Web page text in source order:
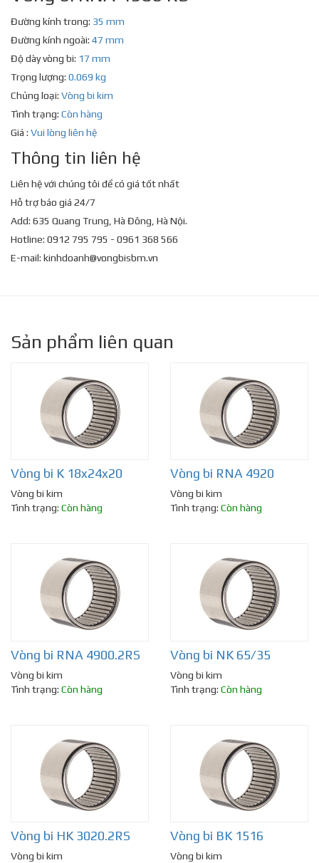
Đường kính trong: 35 mm
Đường kính ngoài: 47 mm
Độ dày vòng bi: 17 mm
Trọng lượng: 0.069 kg
Chủng loại: Vòng bi kim
Tình trạng: Còn hàng
Giá : Vui lòng liên hệ
Thông tin liên hệ
Liên hệ với chúng tôi để có giá tốt nhất
Hỗ trợ báo giá 24/7
Add: 635 Quang Trung, Hà Đông, Hà Nội.
Hotline: 0912 795 795 - 0961 368 566
E-mail: kinhdoanh@vongbisbm.vn
Sản phẩm liên quan
Vòng bi K 18x24x20
Vòng bi kim
Tình trạng: Còn hàng
Vòng bi RNA 4920
Vòng bi kim
Tình trạng: Còn hàng
Vòng bi RNA 4900.2RS
Vòng bi kim
Tình trạng: Còn hàng
Vòng bi NK 65/35
Vòng bi kim
Tình trạng: Còn hàng
Vòng bi HK 3020.2RS
Vòng bi kim
Vòng bi BK 1516
Vòng bi kim